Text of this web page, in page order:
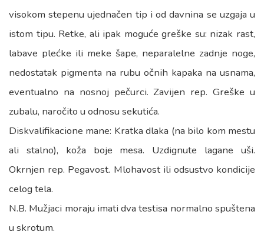
visokom stepenu ujednačen tip i od davnina se uzgaja u
istom tipu. Retke, ali ipak moguće greške su: nizak rast,
labave plećke ili meke šape, neparalelne zadnje noge,
nedostatak pigmenta na rubu očnih kapaka na usnama,
eventualno na nosnoj pečurci. Zavijen rep. Greške u
zubalu, naročito u odnosu sekutića.
Diskvalifikacione mane: Kratka dlaka (na bilo kom mestu
ali stalno), koža boje mesa. Uzdignute lagane uši.
Okrnjen rep. Pegavost. Mlohavost ili odsustvo kondicije
celog tela.
N.B. Mužjaci moraju imati dva testisa normalno spuštena
u skrotum.